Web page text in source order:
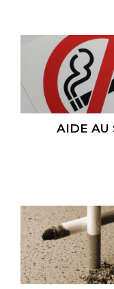
AIDE AU